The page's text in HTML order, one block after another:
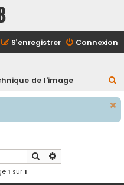
Connexion
S’enregistrer
de l'image
e
Rechercher
1 sur1